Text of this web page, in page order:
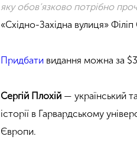
яку обов’язково потрібно
«Східно-Західна вулиця»
Придбати видання можна за
Сергій Плохій — український
історії в Гарвардському
Європи.